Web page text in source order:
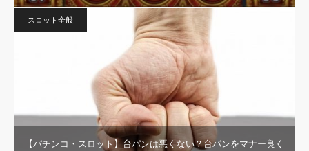
スロット全般
【パチンコ・スロット】台パンは悪くない？台パンをマナー良く